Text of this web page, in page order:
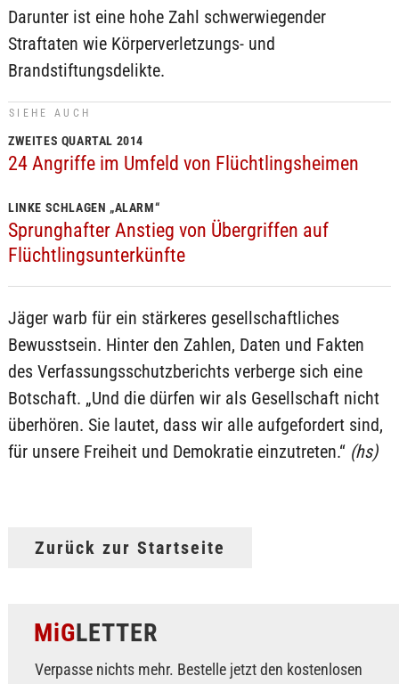
Darunter ist eine hohe Zahl schwerwiegender
Straftaten wie Körperverletzungs- und
Brandstiftungsdelikte.
SIEHE AUCH
ZWEITES QUARTAL 2014
24 Angriffe im Umfeld von Flüchtlingsheimen
LINKE SCHLAGEN „ALARM“
Sprunghafter Anstieg von Übergriffen auf
Flüchtlingsunterkünfte
Jäger warb für ein stärkeres gesellschaftliches
Bewusstsein. Hinter den Zahlen, Daten und Fakten
des Verfassungsschutzberichts verberge sich eine
Botschaft. „Und die dürfen wir als Gesellschaft nicht
überhören. Sie lautet, dass wir alle aufgefordert sind,
für unsere Freiheit und Demokratie einzutreten.“ (hs)
Zurück zur Startseite
MiGLETTER
Verpasse nichts mehr. Bestelle jetzt den kostenlosen